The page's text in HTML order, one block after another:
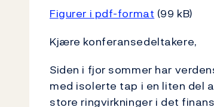
Figurer i pdf-format (99 kB)
Kjære konferansedeltakere,
Siden i fjor sommer har
med isolerte tap i en liten del
store ringvirkninger i det